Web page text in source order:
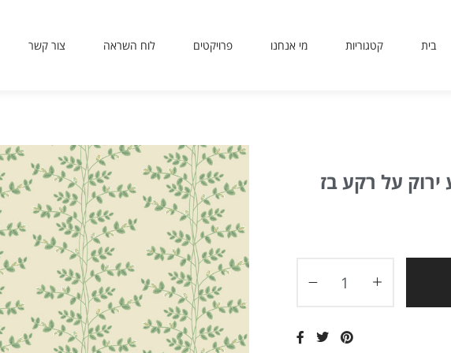
leading
an unlimited
helps creatives
done faster.
About Envato
Careers
בית קטגוריות מי אנחנו פרויקטים לוח השראה צור קשר